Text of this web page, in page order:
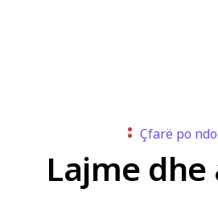
Çfarë po
Lajme